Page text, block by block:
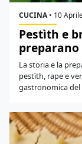
CUCINA• 10
Pestìth e
La storia e la
pestìth, rape e
gastronomica del